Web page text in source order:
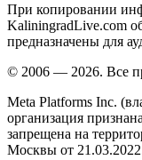
При копировании
KaliningradLive.com
предназначены для
© 2006 — 2026. Все
Meta Platforms Inc.
организация
запрещена на
Москвы от